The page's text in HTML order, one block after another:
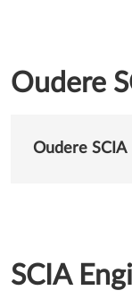
Oudere
Oudere SCIA
SCIA